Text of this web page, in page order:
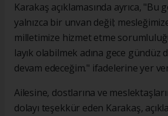
Karakaş açıklamasında ayrıca, "Bu
yalnızca bir unvan değil;
milletimize hizmet etme
layık olabilmek adına gece gündüz
devam edeceğim." ifadelerine yer
Ailesine, dostlarına ve
dolayı teşekkür eden Karakaş,